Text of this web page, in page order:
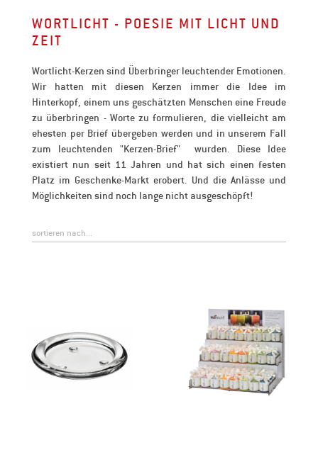
WORTLICHT - POESIE MIT LICHT UND
ZEIT
Wortlicht-Kerzen sind Überbringer leuchtender Emotionen.
Wir hatten mit diesen Kerzen immer die Idee im
Hinterkopf, einem uns geschätzten Menschen eine Freude
zu überbringen - Worte zu formulieren, die vielleicht am
ehesten per Brief übergeben werden und in unserem Fall
zum leuchtenden "Kerzen-Brief" wurden. Diese Idee
existiert nun seit 11 Jahren und hat sich einen festen
Platz im Geschenke-Markt erobert. Und die Anlässe und
Möglichkeiten sind noch lange nicht ausgeschöpft!